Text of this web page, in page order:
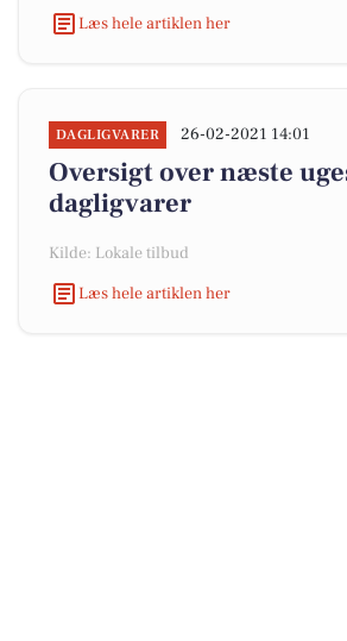
Læs hele artiklen her
DAGLIGVARER 26-02-2021 14:01
Oversigt over næste
dagligvarer
Kilde: Lokale tilbud
Læs hele artiklen her